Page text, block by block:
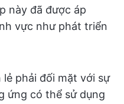
này đã được áp
vực như phát triển
lẻ phải đối mặt với sự
ứng có thể sử dụng